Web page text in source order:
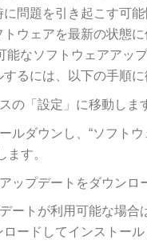
に問題を引き起こす可
トウェアを最新の状態
能なソフトウェアアッ
するには、以下の手順に
の「設定」に移動しま
ルダウンし、“ソフトウ
ます。
ップデートをダウンロ
ートが利用可能な場合
ロードしてインストール